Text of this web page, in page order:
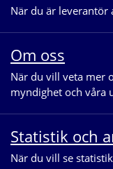
När du är leverantör
Om oss
När du vill veta mer
myndighet och våra
Statistik och
När du vill se